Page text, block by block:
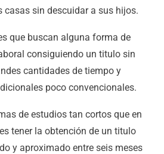
casas sin descuidar a sus hijos.
que buscan alguna forma de
consiguiendo un titulo sin
cantidades de tiempo y
poco convencionales.
de estudios tan cortos que en
tener la obtención de un titulo
y aproximado entre seis meses